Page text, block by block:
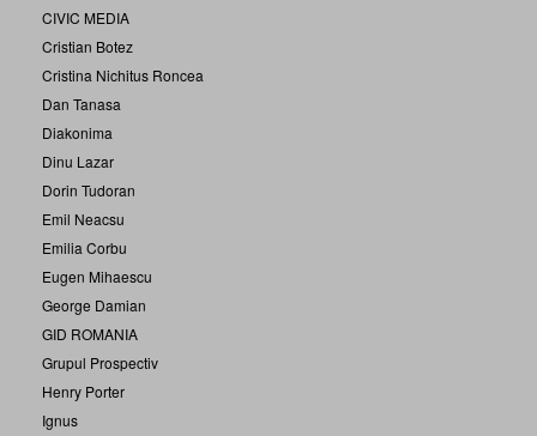
CIVIC MEDIA
Cristian Botez
Cristina Nichitus Roncea
Dan Tanasa
Diakonima
Dinu Lazar
Dorin Tudoran
Emil Neacsu
Emilia Corbu
Eugen Mihaescu
George Damian
GID ROMANIA
Grupul Prospectiv
Henry Porter
Ignus